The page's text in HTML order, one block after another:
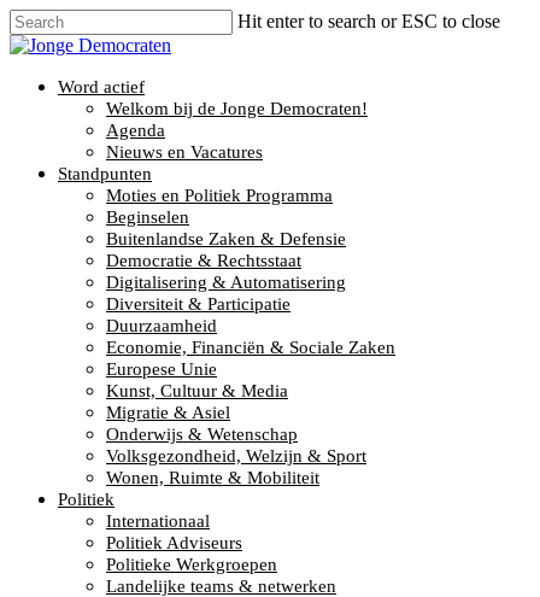
Hit enter to search or ESC to close
Word actief
Welkom bij de Jonge Democraten!
Agenda
Nieuws en Vacatures
Standpunten
Moties en Politiek Programma
Beginselen
Buitenlandse Zaken & Defensie
Democratie & Rechtsstaat
Digitalisering & Automatisering
Diversiteit & Participatie
Duurzaamheid
Economie, Financiën & Sociale Zaken
Europese Unie
Kunst, Cultuur & Media
Migratie & Asiel
Onderwijs & Wetenschap
Volksgezondheid, Welzijn & Sport
Wonen, Ruimte & Mobiliteit
Politiek
Internationaal
Politiek Adviseurs
Politieke Werkgroepen
Landelijke teams & netwerken